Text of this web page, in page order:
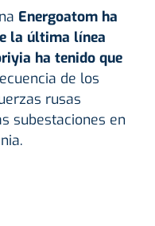
Energoatom ha
la última línea
ha tenido que
de los
rusas
subestaciones en